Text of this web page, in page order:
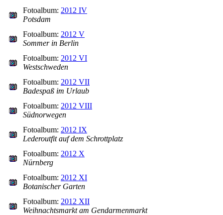
Fotoalbum: 2012 IV
Potsdam
Fotoalbum: 2012 V
Sommer in Berlin
Fotoalbum: 2012 VI
Westschweden
Fotoalbum: 2012 VII
Badespaß im Urlaub
Fotoalbum: 2012 VIII
Südnorwegen
Fotoalbum: 2012 IX
Lederoutfit auf dem Schrottplatz
Fotoalbum: 2012 X
Nürnberg
Fotoalbum: 2012 XI
Botanischer Garten
Fotoalbum: 2012 XII
Weihnachtsmarkt am Gendarmenmarkt